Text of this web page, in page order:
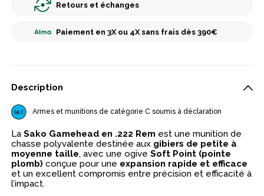
Retours et échanges
Paiement en 3X ou 4X sans frais dès 390€
Description
Armes et munitions de catégorie C soumis à déclaration
LaSako Gamehead en .222 Rem est une munition de
chasse polyvalente destinée aux gibiers de petite à
moyenne taille, avec une ogiveSoft Point (pointe
plomb) conçue pour une expansion rapide et efficace
et un excellent compromis entre précision et efficacité à
l’impact.